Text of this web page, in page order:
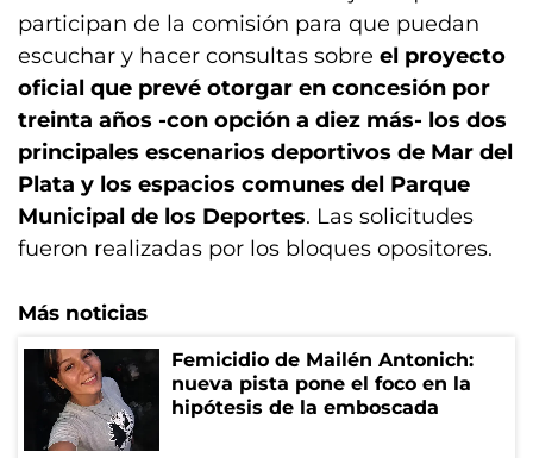
participan de la comisión para que puedan
escuchar y hacer consultas sobre el proyecto
oficial que prevé otorgar en concesión por
treinta años -con opción a diez más- los dos
principales escenarios deportivos de Mar del
Plata y los espacios comunes del Parque
Municipal de los Deportes. Las solicitudes
fueron realizadas por los bloques opositores.
Más noticias
Femicidio de Mailén Antonich:
nueva pista pone el foco en la
hipótesis de la emboscada